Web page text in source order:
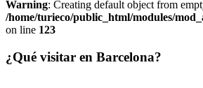
Warning: Creating default object from
/home/turieco/public_html/modules/
on line 123
¿Qué visitar en Barcelona?